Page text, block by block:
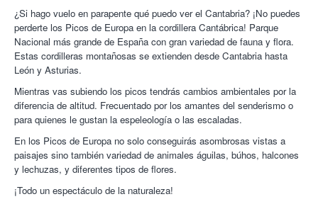
¿Si hago vuelo en parapente qué puedo ver el Cantabria? ¡No puedes
perderte los Picos de Europa en la cordillera Cantábrica! Parque
Nacional más grande de España con gran variedad de fauna y flora.
Estas cordilleras montañosas se extienden desde Cantabria hasta
León y Asturias.
Mientras vas subiendo los picos tendrás cambios ambientales por la
diferencia de altitud. Frecuentado por los amantes del senderismo o
para quienes le gustan la espeleología o las escaladas.
En los Picos de Europa no solo conseguirás asombrosas vistas a
paisajes sino también variedad de animales águilas, búhos, halcones
y lechuzas, y diferentes tipos de flores.
¡Todo un espectáculo de la naturaleza!